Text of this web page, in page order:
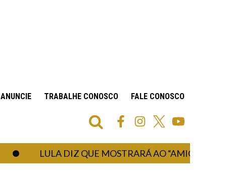
ANUNCIE TRABALHE CONOSCO FALE CONOSCO
LULA DIZ QUE MOSTRARÁ AO “AMIGO TRUMP”